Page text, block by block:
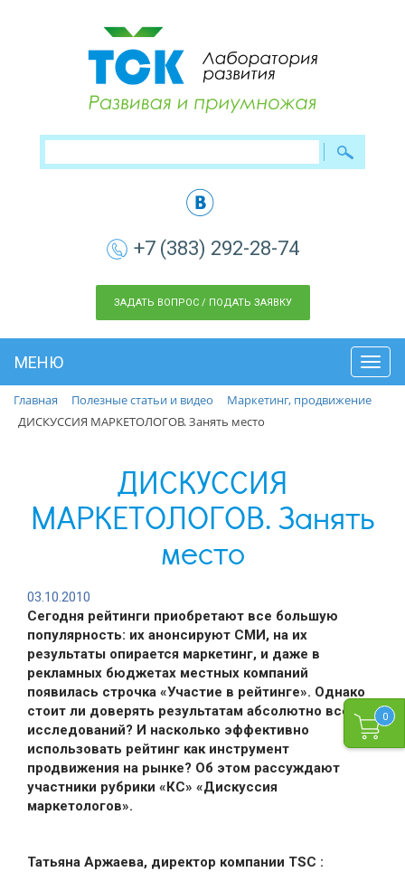
0
+7 (383) 292-28-74
ЗАДАТЬ ВОПРОС / ПОДАТЬ ЗАЯВКУ
МЕНЮ
Главная
Полезные статьи и видео
Маркетинг, продвижение
ДИСКУССИЯ МАРКЕТОЛОГОВ. Занять место
ДИСКУССИЯ
МАРКЕТОЛОГОВ. Занять
место
03.10.2010
Сегодня рейтинги приобретают все большую
популярность: их анонсируют СМИ, на их
результаты опирается маркетинг, и даже в
рекламных бюджетах местных компаний
появилась строчка «Участие в рейтинге». Однако
стоит ли доверять результатам абсолютно всех
исследований? И насколько эффективно
использовать рейтинг как инструмент
продвижения на рынке? Об этом рассуждают
участники рубрики «КС» «Дискуссия
маркетологов».
Татьяна Аржаева, директор компании TSC :